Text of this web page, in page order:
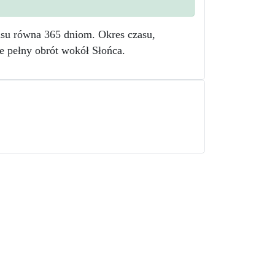
równa 365 dniom. Okres czasu,
obrót wokół Słońca.